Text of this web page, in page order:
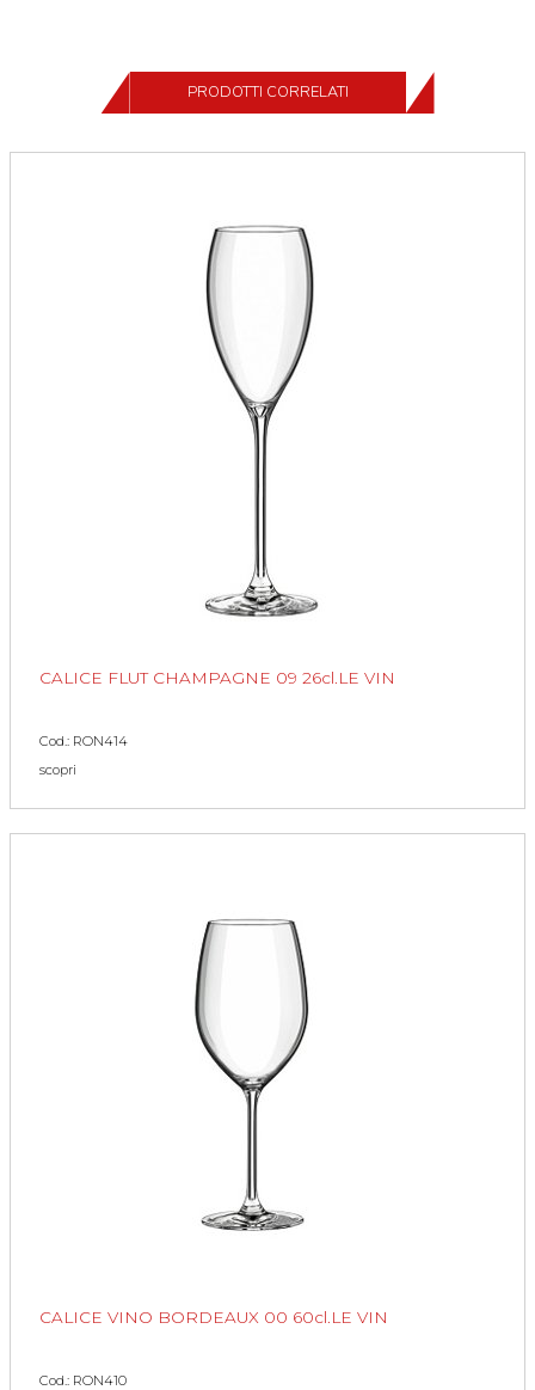
PRODOTTI CORRELATI
CALICE FLUT CHAMPAGNE 09 26cl.LE VIN
Cod.: RON414
scopri
CALICE VINO BORDEAUX 00 60cl.LE VIN
Cod.: RON410